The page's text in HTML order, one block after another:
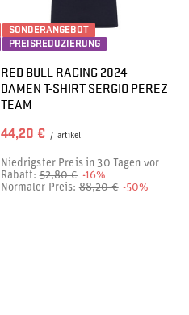
SONDERANGEBOT
PREISREDUZIERUNG
RED BULL RACING 2024
DAMEN T-SHIRT SERGIO PEREZ
TEAM
44,20 € / artikel
Niedrigster Preis in 30 Tagen vor
Rabatt:52,80 € -16%
Normaler Preis:88,20 € -50%